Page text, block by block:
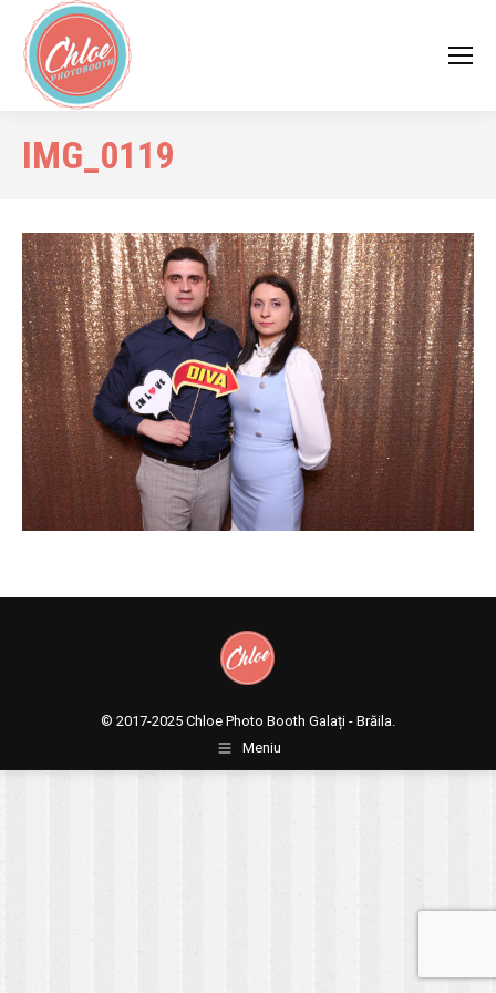
IMG_0119
© 2017-2025 Chloe Photo Booth Galați - Brăila.
Meniu